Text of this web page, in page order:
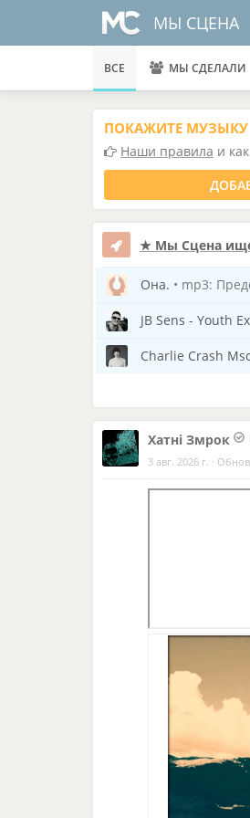
МЫ СЦЕНА
ВСЕ МЫ СДЕЛАЛИ
ПОКАЖИТЕ МУЗЫКУ
Наши правила и
★ Мы Сцена
Она. • mp3: Представляю новую
JB Sens - Youth
Charlie Crash
Хатнi Змрок
3 авг. 2026 г. ·